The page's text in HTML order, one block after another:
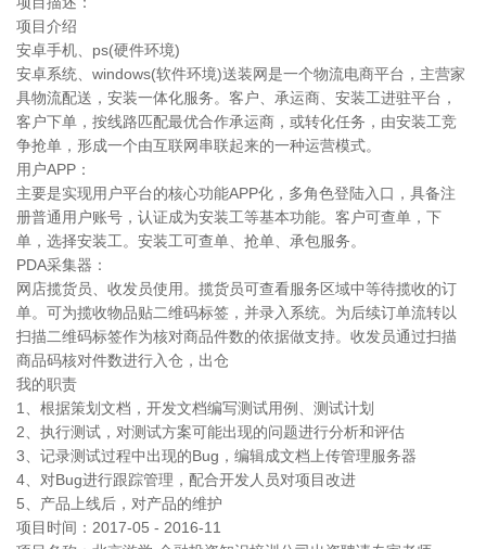
项目介绍
安卓手机、ps(硬件环境)
安卓系统、windows(软件环境)送装网是一个物流电商平台，主营家
具物流配送，安装一体化服务。客户、承运商、安装工进驻平台，
客户下单，按线路匹配最优合作承运商，或转化任务，由安装工竞
争抢单，形成一个由互联网串联起来的一种运营模式。
用户APP：
主要是实现用户平台的核心功能APP化，多角色登陆入口，具备注
册普通用户账号，认证成为安装工等基本功能。客户可查单，下
单，选择安装工。安装工可查单、抢单、承包服务。
PDA采集器：
网店揽货员、收发员使用。揽货员可查看服务区域中等待揽收的订
单。可为揽收物品贴二维码标签，并录入系统。为后续订单流转以
扫描二维码标签作为核对商品件数的依据做支持。收发员通过扫描
商品码核对件数进行入仓，出仓
我的职责
1、根据策划文档，开发文档编写测试用例、测试计划
2、执行测试，对测试方案可能出现的问题进行分析和评估
3、记录测试过程中出现的Bug，编辑成文档上传管理服务器
4、对Bug进行跟踪管理，配合开发人员对项目改进
5、产品上线后，对产品的维护
项目时间：2017-05 - 2016-11